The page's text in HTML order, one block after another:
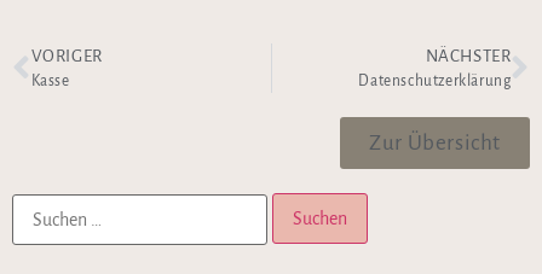
VORIGER
Kasse
NÄCHSTER
Datenschutzerklärung
Zur Übersicht